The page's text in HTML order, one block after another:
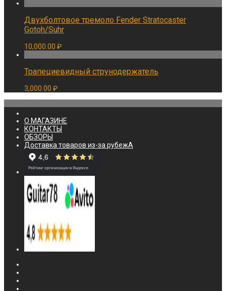
Двухболтовое тремоло Fender Stratocaster
Gotoh/Suhr
10,000.00 ₽
Трапециевидный струнодержатель
3,000.00 ₽
О МАГАЗИНЕ
КОНТАКТЫ
ОБЗОРЫ
Доставка товаров из-за рубежА